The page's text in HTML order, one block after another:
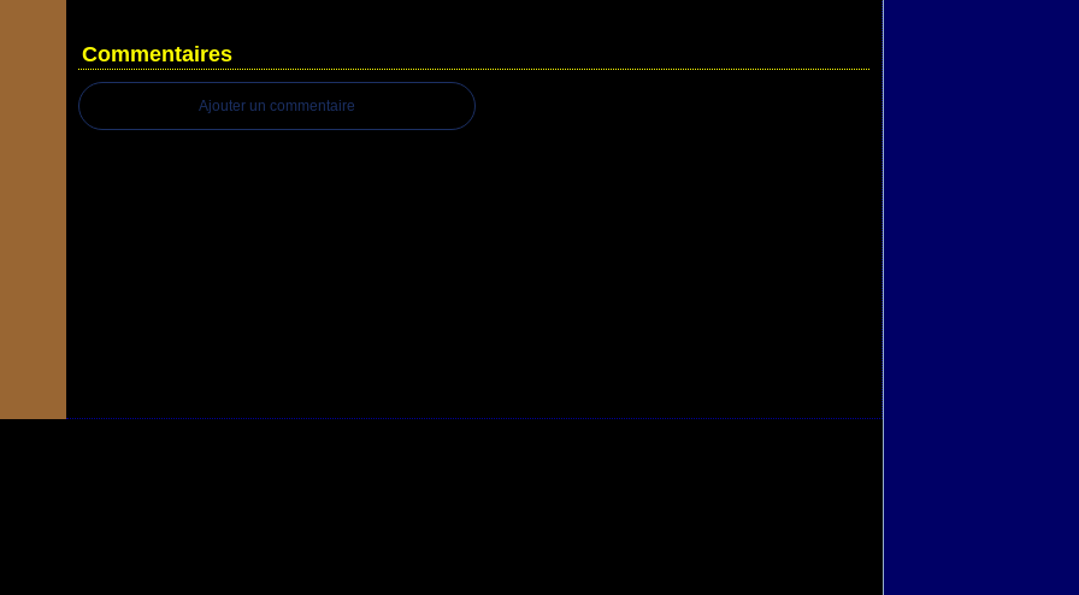
Commentaires
Ajouter un commentaire